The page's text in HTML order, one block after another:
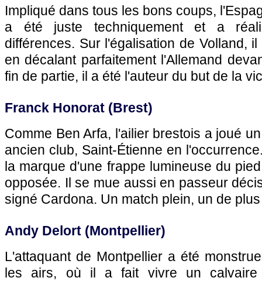
Impliqué dans tous les bons coups,
a été juste techniquement et a
différences. Sur l'égalisation de Volland,
en décalant parfaitement l'Allemand
fin de partie, il a été l'auteur du but de la
Franck Honorat (Brest)
Comme Ben Arfa, l'ailier brestois a joué
ancien club, Saint-Étienne en
la marque d'une frappe lumineuse du
opposée. Il se mue aussi en passeur
signé Cardona. Un match plein, un de
Andy Delort (Montpellier)
L'attaquant de Montpellier a été
les airs, où il a fait vivre un calvaire